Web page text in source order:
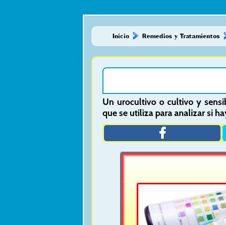
Inicio Remedios y Tratamientos
Un urocultivo o cultivo y
que se utiliza para analizar si